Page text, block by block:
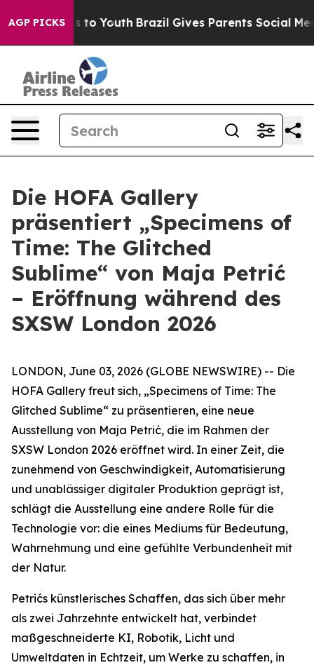
AGP PICKS
Harms to Youth Brazil Gives Parents Social
Die HOFA Gallery
präsentiert „Specimens of
Time: The Glitched
Sublime“ von Maja Petrić
– Eröffnung während des
SXSW London 2026
LONDON, June 03, 2026 (GLOBE NEWSWIRE) -- Die
HOFA Gallery freut sich, „Specimens of Time: The
Glitched Sublime“ zu präsentieren, eine neue
Ausstellung von Maja Petrić, die im Rahmen der
SXSW London 2026 eröffnet wird. In einer Zeit, die
zunehmend von Geschwindigkeit, Automatisierung
und unablässiger digitaler Produktion geprägt ist,
schlägt die Ausstellung eine andere Rolle für die
Technologie vor: die eines Mediums für Bedeutung,
Wahrnehmung und eine gefühlte Verbundenheit mit
der Natur.
Petrićs künstlerisches Schaffen, das sich über mehr
als zwei Jahrzehnte entwickelt hat, verbindet
maßgeschneiderte KI, Robotik, Licht und
Umweltdaten in Echtzeit, um Werke zu schaffen, in